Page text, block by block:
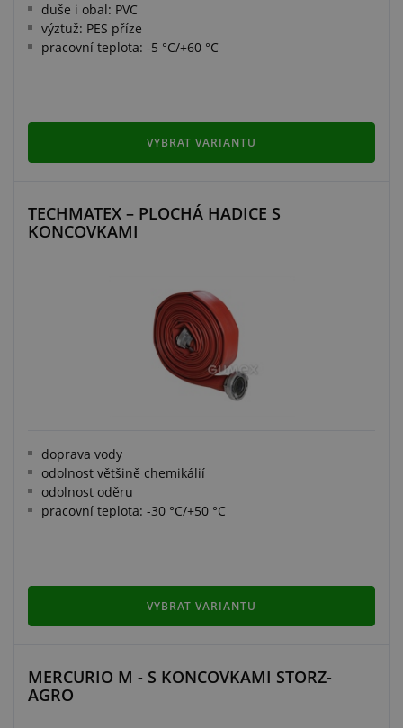
duše i obal: PVC
výztuž: PES příze
pracovní teplota: -5 °C/+60 °C
VYBRAT VARIANTU
TECHMATEX – PLOCHÁ HADICE S
KONCOVKAMI
doprava vody
odolnost většině chemikálií
odolnost oděru
pracovní teplota: -30 °C/+50 °C
VYBRAT VARIANTU
MERCURIO M - S KONCOVKAMI STORZ-
AGRO